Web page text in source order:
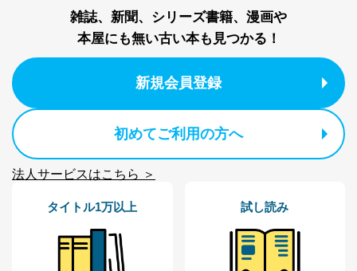
個人情報の安全管理措置
施し、個人情報の漏えい、滅失またはき損の防止及び是
個人データを取り扱うことのできる機器及び当該
機器に標準装備されているユーザー制御機能（ユ
ベース等を取り扱う情報システムを使用する従業
者を識別・認証しています。
雑誌、新聞、シリーズ書籍、漫画や
本屋にも無い古い本も見つかる！
新規会員登録
初めてご利用の方へ
法人サービスはこちら ＞
タイトル1万以上 試し読み